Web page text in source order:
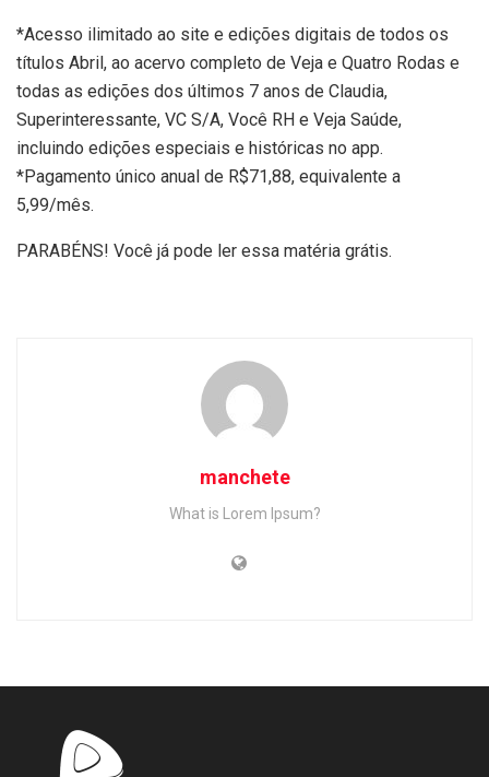
*Acesso ilimitado ao site e edições digitais de todos os
títulos Abril, ao acervo completo de Veja e Quatro Rodas e
todas as edições dos últimos 7 anos de Claudia,
Superinteressante, VC S/A, Você RH e Veja Saúde,
incluindo edições especiais e históricas no app.
*Pagamento único anual de R$71,88, equivalente a
5,99/mês.
PARABÉNS! Você já pode ler essa matéria grátis.
manchete
What is Lorem Ipsum?